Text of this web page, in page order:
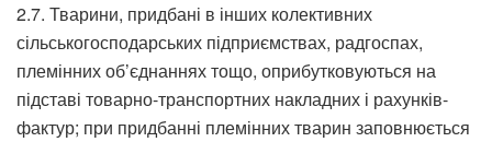
2.7. Тварини, придбані в інших колективних
сільськогосподарських підприємствах, радгоспах,
племінних об’єднаннях тощо, оприбутковуються на
підставі товарно-транспортних накладних і рахунків-
фактур; при придбанні племінних тварин заповнюється